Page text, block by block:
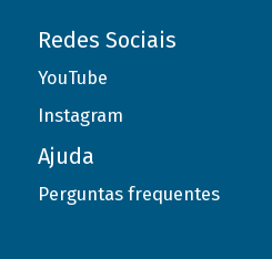
Redes Sociais
YouTube
Instagram
Ajuda
Perguntas frequentes